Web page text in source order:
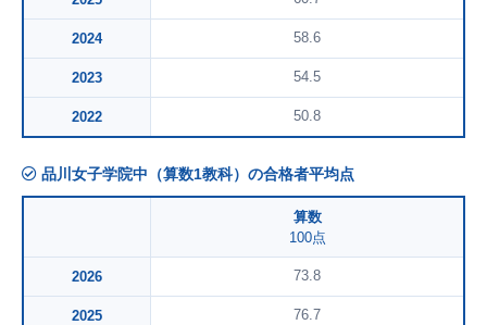
2024 58.6
2023 54.5
2022 50.8
品川女子学院中（算数1教科）の合格者平均点
算数
100点
2026 73.8
2025 76.7